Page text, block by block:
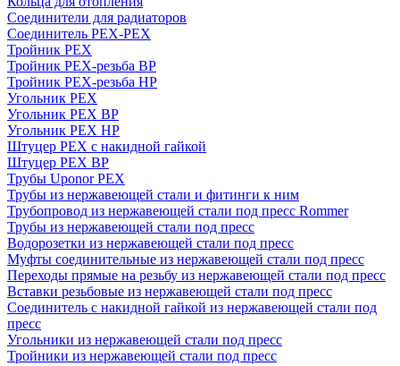
Соединители для радиаторов
Соединитель PEX-PEX
Тройник PEX
Тройник PEX-резьба ВР
Тройник PEX-резьба НР
Угольник PEX
Угольник PEX ВР
Угольник PEX НР
Штуцер PEX c накидной гайкой
Штуцер PEX ВР
Трубы Uponor PEX
Трубы из нержавеющей стали и фитинги к ним
Трубопровод из нержавеющей стали под пресс Rommer
Трубы из нержавеющей стали под пресс
Водорозетки из нержавеющей стали под пресс
Муфты соединительные из нержавеющей стали под пресс
Переходы прямые на резьбу из нержавеющей стали под пресс
Вставки резьбовые из нержавеющей стали под пресс
Соединитель с накидной гайкой из нержавеющей стали под
пресс
Угольники из нержавеющей стали под пресс
Тройники из нержавеющей стали под пресс